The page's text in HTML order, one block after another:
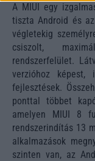
A MIUI egy
tiszta Android és
végletekig
csiszolt,
rendszerfelület.
verzióhoz
fejlesztések.
ponttal többet
amelyen MIUI 8
rendszerindítás 13
alkalmazások
szinten van, az